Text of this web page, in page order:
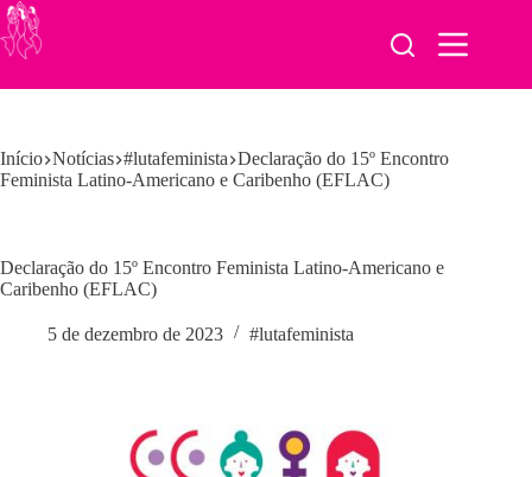
Pular
para
o
Início Notícias #lutafeminista Declaração do 15º Encontro
Feminista Latino-Americano e Caribenho (EFLAC)
Declaração do 15º Encontro Feminista Latino-Americano e
Caribenho (EFLAC)
5 de dezembro de 2023 #lutafeminista